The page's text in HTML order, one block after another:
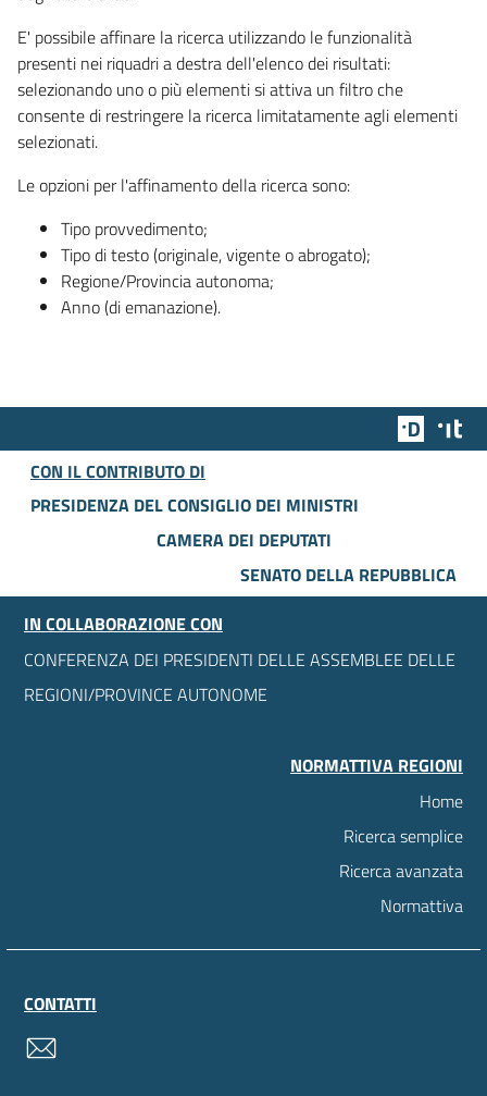
E' possibile affinare la ricerca utilizzando le funzionalità
presenti nei riquadri a destra dell'elenco dei risultati:
selezionando uno o più elementi si attiva un filtro che
consente di restringere la ricerca limitatamente agli elementi
selezionati.
Le opzioni per l'affinamento della ricerca sono:
Tipo provvedimento;
Tipo di testo (originale, vigente o abrogato);
Regione/Provincia autonoma;
Anno (di emanazione).
Team
CON IL CONTRIBUTO DI
PRESIDENZA DEL CONSIGLIO DEI MINISTRI
CAMERA DEI DEPUTATI
SENATO DELLA REPUBBLICA
IN COLLABORAZIONE CON
CONFERENZA DEI PRESIDENTI DELLE ASSEMBLEE DELLE
REGIONI/PROVINCE AUTONOME
NORMATTIVA REGIONI
Home
Ricerca semplice
Ricerca avanzata
Normattiva
CONTATTI